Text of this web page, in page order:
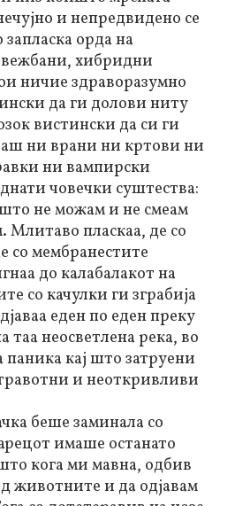
и непредвидено се
орда на
хибридни
ничие здраворазумно
да ги долови ниту
вистински да си ги
ни врани ни кртови ни
ни вампирски
човечки суштества:
не можам и не смеам
Млитаво пласкаа, де со
со мембранестите
до калабалакот на
со качулки ги зграбија
еден по еден преку
таа неосветлена река, во
паника кај што затруени
и неоткривливи
беше заминала со
имаше останато
кога ми мавна, одбив
животните и да одјавам